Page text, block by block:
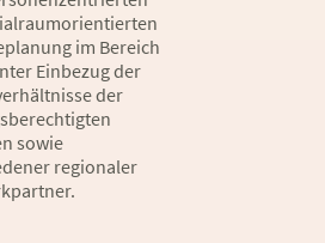
im Bereich
Einbezug der
der
sowie
regionaler